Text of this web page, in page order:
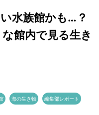
水族館かも…？
館内で見る生き
海の生き物 編集部レポート